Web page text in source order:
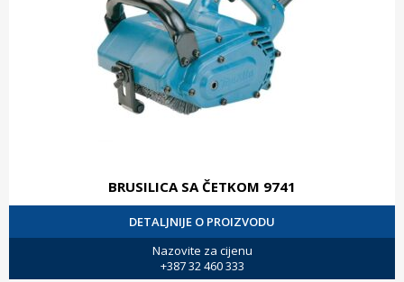
BRUSILICA SA ČETKOM 9741
DETALJNIJE O PROIZVODU
Nazovite za cijenu
+387 32 460 333